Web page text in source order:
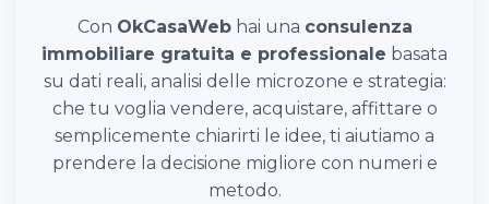
Con OkCasaWebhai una consulenza
immobiliare gratuita e professionale basata
su dati reali, analisi delle microzone e strategia:
che tu voglia vendere, acquistare, affittare o
semplicemente chiarirti le idee, ti aiutiamo a
prendere la decisione migliore con numeri e
metodo.